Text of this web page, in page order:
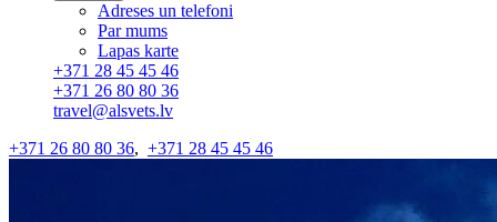
Adreses un telefoni
Par mums
Lapas karte
+371 28 45 45 46
+371 26 80 80 36
travel@alsvets.lv
+371 26 80 80 36, +371 28 45 45 46